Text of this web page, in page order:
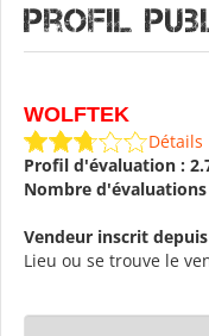
Profil
WOLFTEK
Détails
Profil d'évaluation :
Nombre d'évaluations
Vendeur inscrit
Lieu ou se trouve le